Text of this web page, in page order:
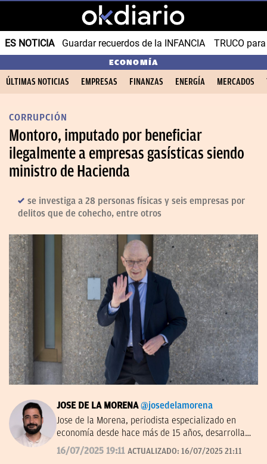
ES NOTICIA Guardar recuerdos de la INFANCIA TRUCO
ECONOMÍA
ÚLTIMAS NOTICIAS EMPRESAS FINANZAS ENERGÍA MERCADOS
CORRUPCIÓN
Montoro, imputado por beneficiar
ilegalmente a empresas gasísticas siendo
ministro de Hacienda
se investiga a 28 personas físicas y seis empresas por
delitos que de cohecho, entre otros
JOSE DE LA MORENA @josedelamorena
Jose de la Morena, periodista especializado en
economía desde hace más de 15 años, desarrolla
su labor en el campo de la comunicación desde el
prisma de las tendencias, los números y resultados
16/07/2025 19:11 ACTUALIZADO: 16/07/2025 21:11